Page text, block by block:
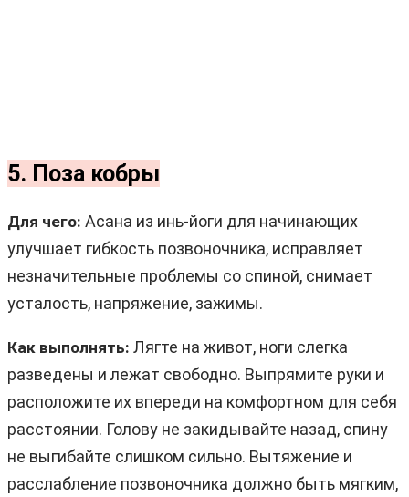
5. Поза кобры
Для чего: Асана из инь-йоги для начинающих
улучшает гибкость позвоночника, исправляет
незначительные проблемы со спиной, снимает
усталость, напряжение, зажимы.
Как выполнять: Лягте на живот, ноги слегка
разведены и лежат свободно. Выпрямите руки и
расположите их впереди на комфортном для себя
расстоянии. Голову не закидывайте назад, спину
не выгибайте слишком сильно. Вытяжение и
расслабление позвоночника должно быть мягким,